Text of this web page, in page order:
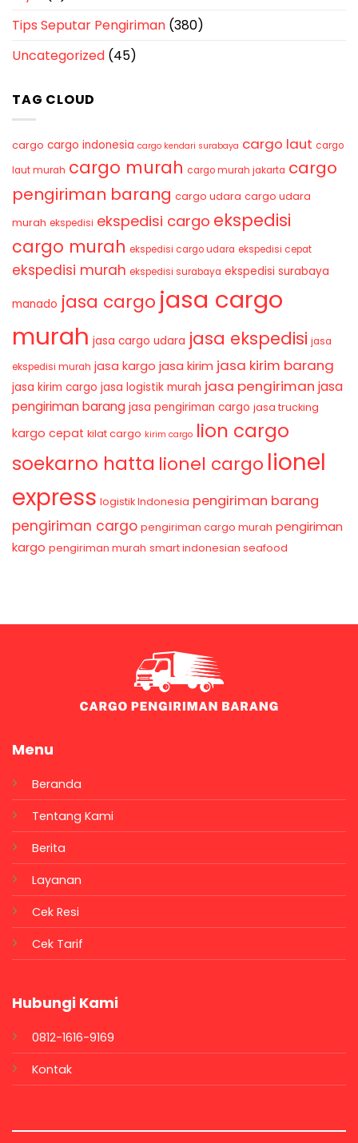
Tips Seputar Pengiriman (380)
Uncategorized (45)
TAG CLOUD
cargo cargo indonesia cargo kendari surabaya cargo laut cargo
laut murah cargo murah cargo murah jakarta cargo
pengiriman barang cargo udara cargo udara
murah ekspedisi ekspedisi cargo ekspedisi
cargo murah ekspedisi cargo udara ekspedisi cepat
ekspedisi murah ekspedisi surabaya ekspedisi surabaya
manado jasa cargo jasa cargo
murah jasa cargo udara jasa ekspedisi jasa
ekspedisi murah jasa kargo jasa kirim jasa kirim barang
jasa kirim cargo jasa logistik murah jasa pengiriman jasa
pengiriman barang jasa pengiriman cargo jasa trucking
kargo cepat kilat cargo kirim cargo lion cargo
soekarno hatta lionel cargo lionel
express logistik Indonesia pengiriman barang
pengiriman cargo pengiriman cargo murah pengiriman
kargo pengiriman murah smart indonesian seafood
Menu
Beranda
Tentang Kami
Berita
Layanan
Cek Resi
Cek Tarif
Hubungi Kami
0812-1616-9169
Kontak